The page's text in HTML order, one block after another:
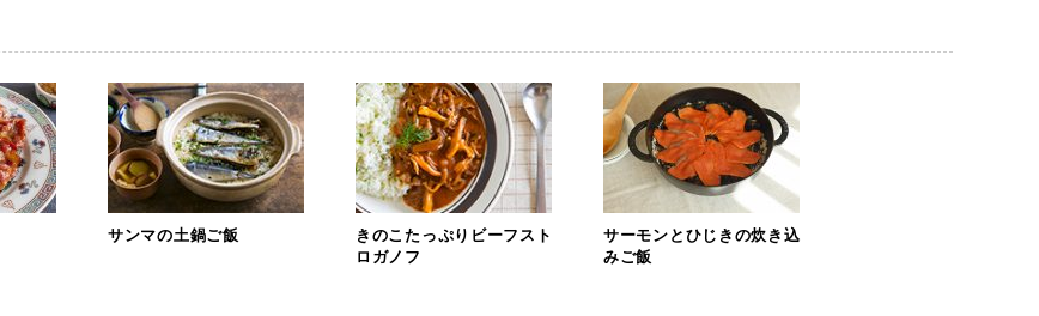
サンマの土鍋ご飯
きのこたっぷりビーフスト
ロガノフ
サーモンとひじきの炊き込
みご飯